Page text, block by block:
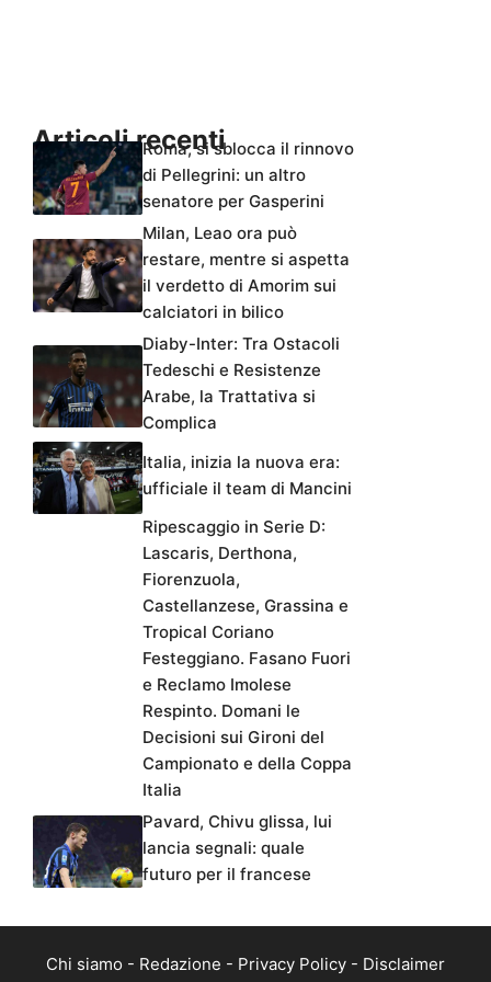
Articoli recentiRoma, si sblocca il rinnovo
di Pellegrini: un altro
senatore per Gasperini
Milan, Leao ora può
restare, mentre si aspetta
il verdetto di Amorim sui
calciatori in bilico
Diaby-Inter: Tra Ostacoli
Tedeschi e Resistenze
Arabe, la Trattativa si
Complica
Italia, inizia la nuova era:
ufficiale il team di Mancini
Ripescaggio in Serie D:
Lascaris, Derthona,
Fiorenzuola,
Castellanzese, Grassina e
Tropical Coriano
Festeggiano. Fasano Fuori
e Reclamo Imolese
Respinto. Domani le
Decisioni sui Gironi del
Campionato e della Coppa
Italia
Pavard, Chivu glissa, lui
lancia segnali: quale
futuro per il francese
Chi siamo - Redazione - Privacy Policy - Disclaimer